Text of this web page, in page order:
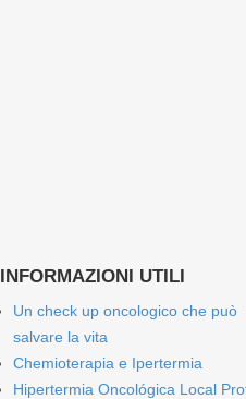
INFORMAZIONI UTILI
Un check up oncologico che può
salvare la vita
Chemioterapia e Ipertermia
Hipertermia Oncológica Local